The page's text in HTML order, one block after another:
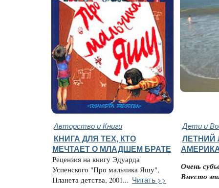
Авторство и Книги Дети и
КНИГА ДЛЯ ТЕХ, КТО
МЕЧТАЕТ О МЛАДШЕМ БРАТЕ
Рецензия на книгу Эдуарда
Успенского "Про мальчика Яшу",
Планета детства, 2001... Читать >>
ЛЕТНИЙ
Очень
Вместо